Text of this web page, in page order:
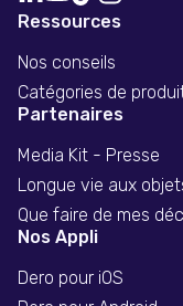
Ressources
Nos conseils
Catégories de
Partenaires
Media Kit - Presse
Longue vie aux
Que faire de mes
Nos Appli
Dero pour iOS